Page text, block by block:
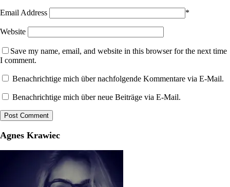
Email Address *
Website
Save my name, email, and website in this browser for the next time
I comment.
Benachrichtige mich über nachfolgende Kommentare via E-Mail.
Benachrichtige mich über neue Beiträge via E-Mail.
Agnes Krawiec